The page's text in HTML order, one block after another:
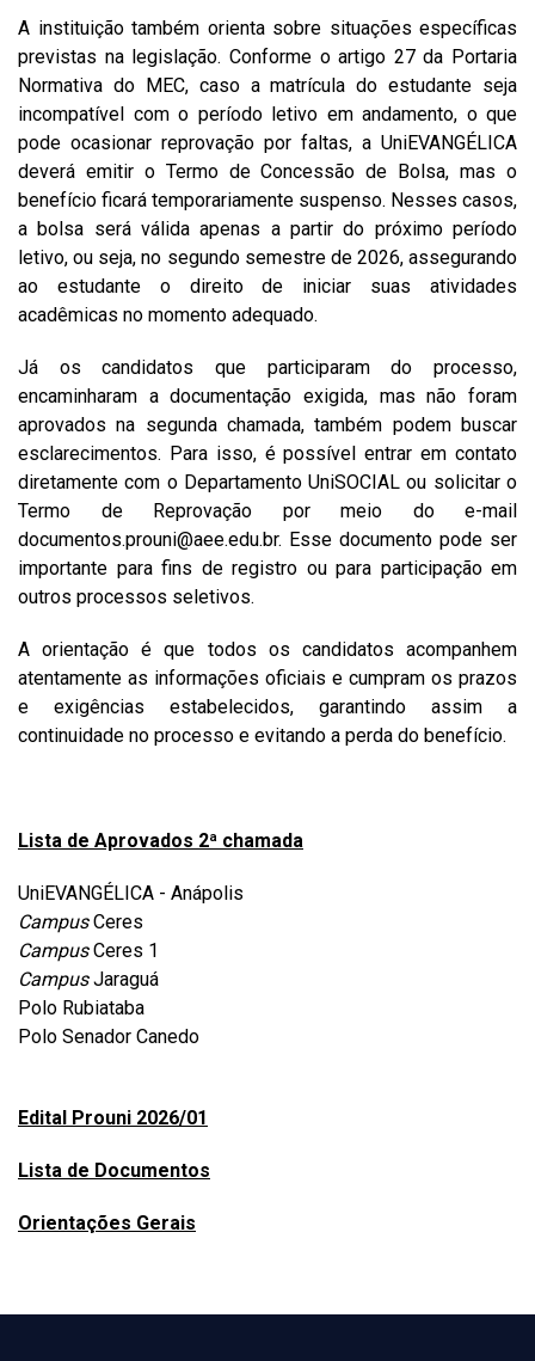
A instituição também orienta sobre situações específicas
previstas na legislação. Conforme o artigo 27 da Portaria
Normativa do MEC, caso a matrícula do estudante seja
incompatível com o período letivo em andamento, o que
pode ocasionar reprovação por faltas, a UniEVANGÉLICA
deverá emitir o Termo de Concessão de Bolsa, mas o
benefício ficará temporariamente suspenso. Nesses casos,
a bolsa será válida apenas a partir do próximo período
letivo, ou seja, no segundo semestre de 2026, assegurando
ao estudante o direito de iniciar suas atividades
acadêmicas no momento adequado.
Já os candidatos que participaram do processo,
encaminharam a documentação exigida, mas não foram
aprovados na segunda chamada, também podem buscar
esclarecimentos. Para isso, é possível entrar em contato
diretamente com o Departamento UniSOCIAL ou solicitar o
Termo de Reprovação por meio do e-mail
documentos.prouni@aee.edu.br. Esse documento pode ser
importante para fins de registro ou para participação em
outros processos seletivos.
A orientação é que todos os candidatos acompanhem
atentamente as informações oficiais e cumpram os prazos
e exigências estabelecidos, garantindo assim a
continuidade no processo e evitando a perda do benefício.
Lista de Aprovados 2ª chamada
UniEVANGÉLICA - Anápolis
CampusCeres
CampusCeres 1
CampusJaraguá
Polo Rubiataba
Polo Senador Canedo
Edital Prouni 2026/01
Lista de Documentos
Orientações Gerais